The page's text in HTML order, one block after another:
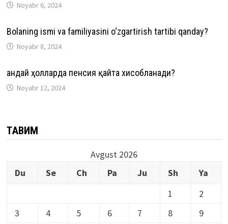
Noyabr 6, 2024
Bolaning ismi va familiyasini o‘zgartirish tartibi qanday?
Noyabr 8, 2024
Қандай ҳолларда пенсия қайта хисобланади?
Noyabr 12, 2024
ТАҚВИМ
Avgust 2026
Du
Se Ch Pa Ju Sh
Ya
1
2
3
4 5 6 7 8
9